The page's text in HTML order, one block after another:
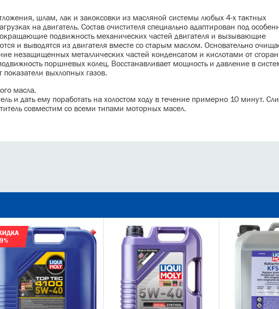
шлам, лак и закоксовки из масляной системы любых 4-х тактных
на двигатель. Состав очистителя специально адаптирован под
подвижность механических частей двигателя и вызывающие
и выводятся из двигателя вместе со старым маслом. Основательно
незащищенных металлических частей конденсатом и кислотами от
поршневых колец. Восстанавливает мощность и давление в
выхлопных газов.
масла.
и дать ему поработать на холостом ходу в течение примерно 10 минут.
совместим со всеми типами моторных масел.